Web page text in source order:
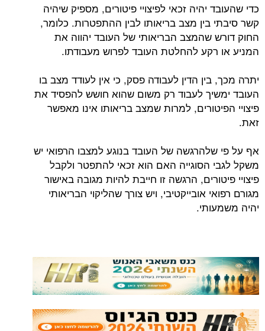
כדי שהעובד יהיה זכאי לפיצויי פיטורים, מספיק שיהיה
קשר סיבתי בין מצב בריאותו לבין ההתפטרות. כלומר,
החוק דורש שהמצב הבריאותי של העובד יהווה את
המניע או רקע להחלטת העובד לפרוש מעבודתו.
יתרה מכך, בין הדין לעבודה פסק, כי אין לעודד מצב בו
העובד ימשיך לעבוד רק משום שהוא חושש להפסיד את
פיצויי הפיטורים, למרות שמצב בריאותו אינו מאפשר
זאת.
אף על פי שלהרגשה של העובד בנוגע למצבו הרפואי יש
משקל לגבי הסוגייה האם הוא זכאי להתפטר ולקבל
פיצויי פיטורים, הרגשה זו חייבת להיות מגובה באישור
מגורם רפואי אובייקטיבי, ויש צורך שהליקוי הבריאותי
יהיה משמעותי.